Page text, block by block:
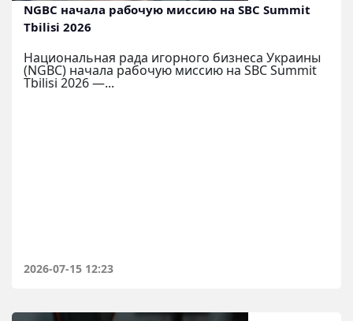
NGBC начала рабочую миссию на SBC Summit
Tbilisi 2026
Национальная рада игорного бизнеса Украины
(NGBC) начала рабочую миссию на SBC Summit
Tbilisi 2026 —...
2026-07-15 12:23